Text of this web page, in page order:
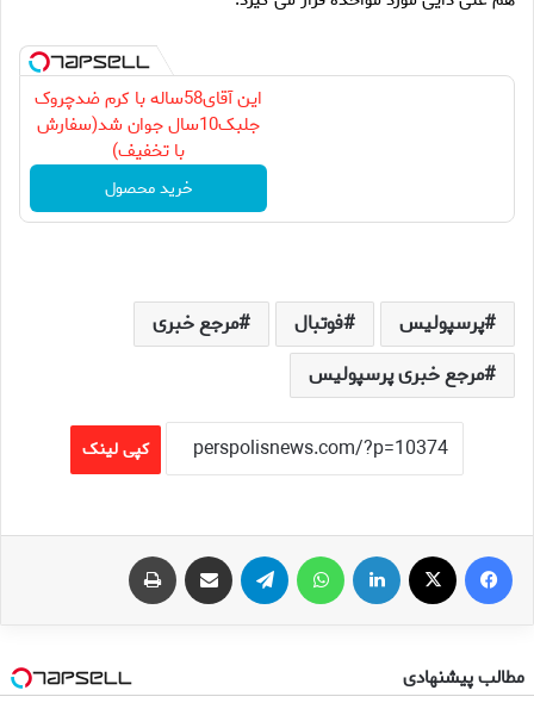
این آقای58ساله با کرم ضدچروک
جلبک10سال جوان شد(سفارش
با تخفیف)
خرید محصول
پرسپولیس فوتبال
مرجع خبری
مرجع خبری پرسپولیس
کپی لینک
فیس بوک لینکدین تلگرام اشتراک گذاری از طریق ایمیل
مطالب پیشنهادی